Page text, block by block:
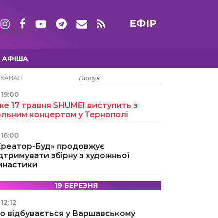
ЕФІР
АФІША
15 ТРАВНЯ
19:00
17 травня SHUMEI виступить з
концертом у Тернополі
16:00
Буд» продовжує
збірну з художньої
19 БЕРЕЗНЯ
12:12
відбувається у Варшавському